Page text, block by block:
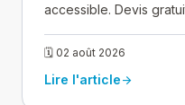
accessible. Devis
🗓 02 août 2026
Lire l'articlearrow_forward